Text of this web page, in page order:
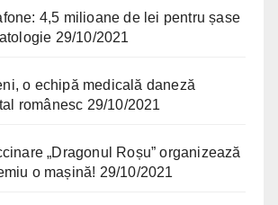
4,5 milioane de lei pentru șase
29/10/2021
o echipă medicală daneză
românesc 29/10/2021
„Dragonul Roșu” organizează
o mașină! 29/10/2021